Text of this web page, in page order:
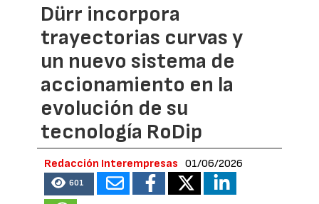
Dürr incorpora
trayectorias curvas y
un nuevo sistema de
accionamiento en la
evolución de su
tecnología RoDip
Redacción Interempresas 01/06/2026
601